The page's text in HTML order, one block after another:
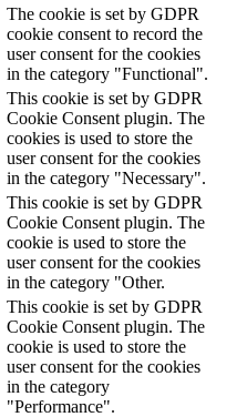
The cookie is set by GDPR
cookie consent to record the
user consent for the cookies
in the category "Functional".
This cookie is set by GDPR
Cookie Consent plugin. The
cookies is used to store the
user consent for the cookies
in the category "Necessary".
This cookie is set by GDPR
Cookie Consent plugin. The
cookie is used to store the
user consent for the cookies
in the category "Other.
This cookie is set by GDPR
Cookie Consent plugin. The
cookie is used to store the
user consent for the cookies
in the category
"Performance".